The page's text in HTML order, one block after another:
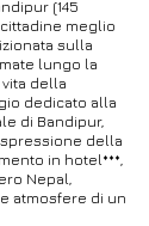
(145
meglio
sulla
lungo la
della
dedicato alla
di Bandipur,
della
in hotel***,
Nepal,
atmosfere di un